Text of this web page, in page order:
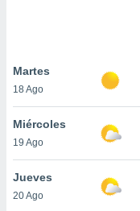
únicos
similares
como
sitio
Martes
18 Ago
Miércoles
19 Ago
Jueves
20 Ago